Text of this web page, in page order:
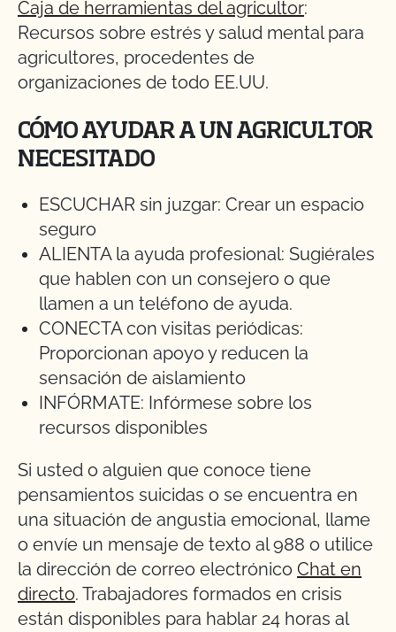
Caja de herramientas del agricultor:
Recursos sobre estrés y salud mental para
agricultores, procedentes de
organizaciones de todo EE.UU.
CÓMO AYUDAR A UN AGRICULTOR
NECESITADO
ESCUCHAR sin juzgar: Crear un espacio
seguro
ALIENTA la ayuda profesional: Sugiérales
que hablen con un consejero o que
llamen a un teléfono de ayuda.
CONECTA con visitas periódicas:
Proporcionan apoyo y reducen la
sensación de aislamiento
INFÓRMATE: Infórmese sobre los
recursos disponibles
Si usted o alguien que conoce tiene
pensamientos suicidas o se encuentra en
una situación de angustia emocional, llame
o envíe un mensaje de texto al 988 o utilice
la dirección de correo electrónico Chat en
directo. Trabajadores formados en crisis
están disponibles para hablar 24 horas al